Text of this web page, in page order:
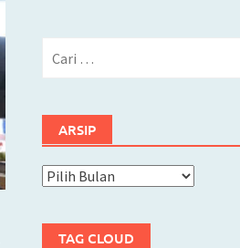
ARSIP
Arsip
TAG CLOUD